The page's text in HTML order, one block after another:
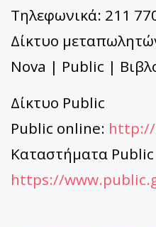
Τηλεφωνικά: 211
Δίκτυο
Nova | Public |
Δίκτυο Public
Public online:
Kαταστήματα Public
https://